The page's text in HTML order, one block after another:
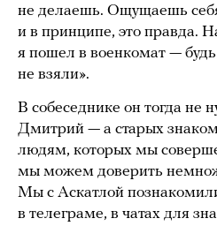
не делаешь. Ощущаешь
и в принципе, это правда.
я пошел в военкомат —
не взяли».
В собеседнике он тогда не
Дмитрий — а старых
людям, которых мы
мы можем доверить
Мы с Аскатлой
в телеграме, в чатах для